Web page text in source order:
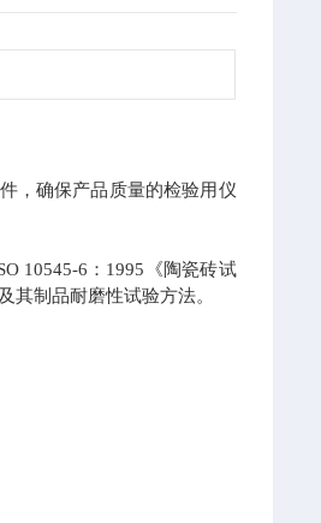
，确保产品质量的检验用仪
10545-6：1995《陶瓷砖试
其制品耐磨性试验方法。